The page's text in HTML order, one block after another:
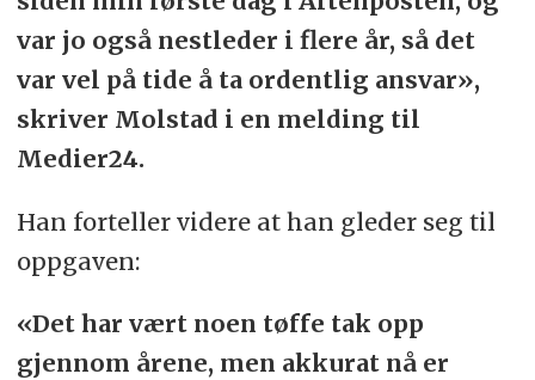
var jo også nestleder i flere år, så det
var vel på tide å ta ordentlig ansvar»,
skriver Molstad i en melding til
Medier24.
Han forteller videre at han gleder seg til
oppgaven:
«Det har vært noen tøffe tak opp
gjennom årene, men akkurat nå er